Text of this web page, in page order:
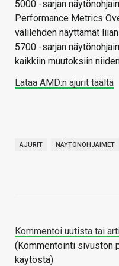
5000 -sarjan
Performance Metrics
välilehden näyttämät
5700 -sarjan
kaikkiin muutoksiin
Lataa AMD:n ajurit täältä
AJURIT NÄYTÖNOHJAIMET
Kommentoi uutista tai
(Kommentointi sivuston
käytöstä)